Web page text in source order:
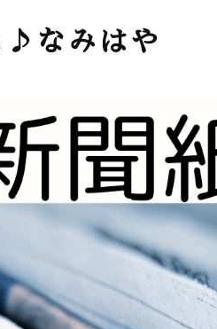
♪なみはや